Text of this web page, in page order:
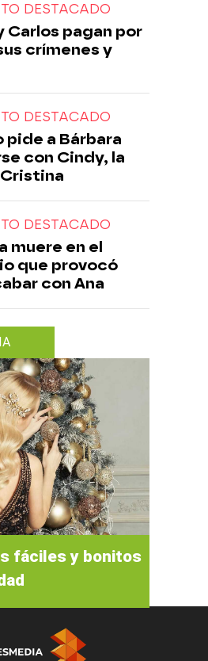
DESTACADO
Carlos pagan por
crímenes y
DESTACADO
pide a Bárbara
con Cindy, la
DESTACADO
muere en el
que provocó
con Ana
fáciles y bonitos